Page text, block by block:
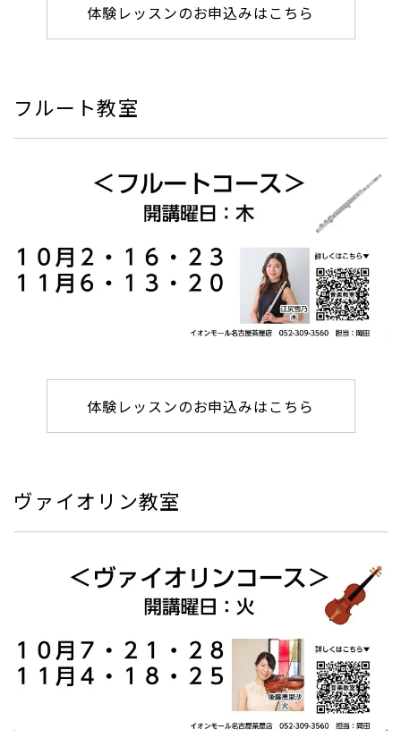
体験レッスンのお申込みはこちら
フルート教室
体験レッスンのお申込みはこちら
ヴァイオリン教室